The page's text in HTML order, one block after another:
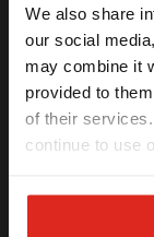
We also share
our social
may combine it
provided to
of their
continue to use